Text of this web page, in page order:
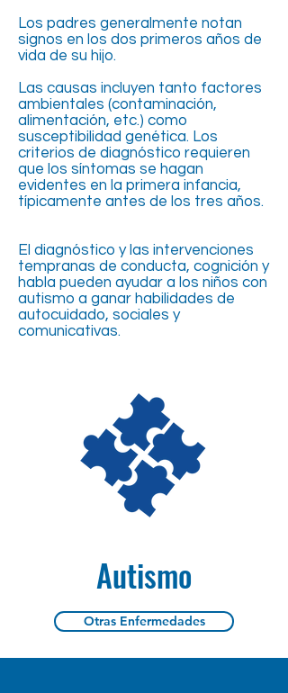
Los padres generalmente notan
signos en los dos primeros años de
vida de su hijo.
Las causas incluyen tanto factores
ambientales (contaminación,
alimentación, etc.) como
susceptibilidad genética. Los
criterios de diagnóstico requieren
que los síntomas se hagan
evidentes en la primera infancia,
típicamente antes de los tres años.
El diagnóstico y las intervenciones
tempranas de conducta, cognición y
habla pueden ayudar a los niños con
autismo a ganar habilidades de
autocuidado, sociales y
comunicativas.
Autismo
Otras Enfermedades